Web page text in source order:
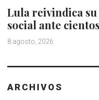
Lula reivindica
social ante
8 agosto, 2026
ARCHIVOS